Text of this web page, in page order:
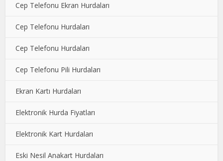
Cep Telefonu Ekran Hurdaları
Cep Telefonu Hurdaları
Cep Telefonu Hurdaları
Cep Telefonu Pili Hurdaları
Ekran Kartı Hurdaları
Elektronik Hurda Fiyatları
Elektronik Kart Hurdaları
Eski Nesil Anakart Hurdaları